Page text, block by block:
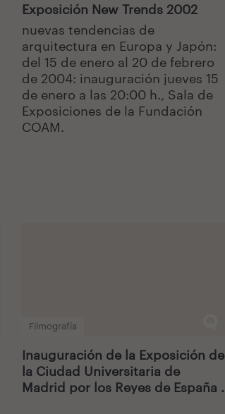
Exposición New Trends 2002
nuevas tendencias de
arquitectura en Europa y Japón:
del 15 de enero al 20 de febrero
de 2004: inauguración jueves 15
de enero a las 20:00 h., Sala de
Exposiciones de la Fundación
COAM.
Filmografía
Inauguración de la Exposición de
la Ciudad Universitaria de
Madrid por los Reyes de España .